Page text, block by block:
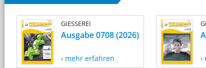
GIESSEREI
Ausgabe 0708 (2026)
› mehr erfahren